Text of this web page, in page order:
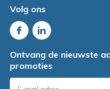
Volg ons
Ontvang de nieuwste
promoties